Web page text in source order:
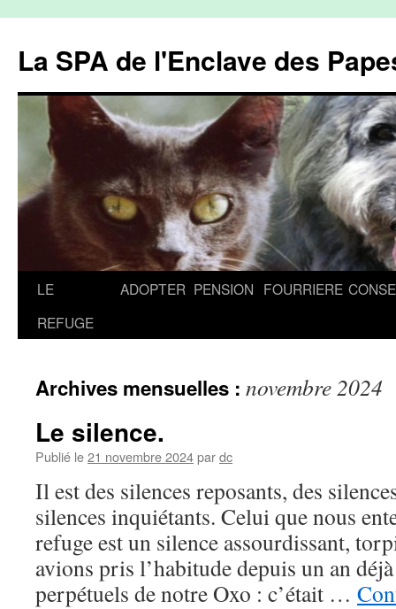
La SPA de l'Enclave des
Aller
LE
REFUGE
ADOPTER PENSION FOURRIERE
Archives mensuelles : novembre 2024
Le silence.
Publié le21 novembre 2024pardc
Il est des silences reposants, des
silences inquiétants. Celui que nous
refuge est un silence assourdissant,
avions pris l’habitude depuis un an
perpétuels de notre Oxo : c’était …